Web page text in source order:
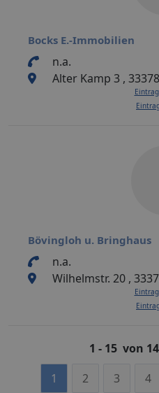
Bocks E.-Immobilien
n.a.
Alter Kamp 3 ,
Bövingloh u. Bringhaus
n.a.
Wilhelmstr. 20 ,
1 - 15 von
1
2 3 4